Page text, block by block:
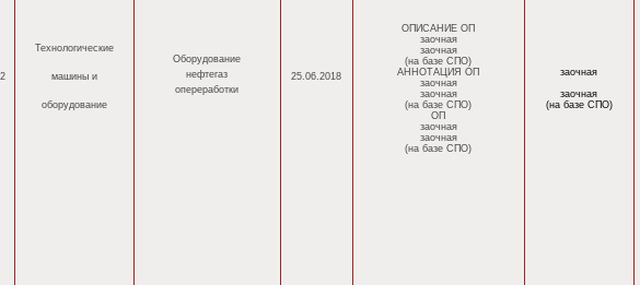
Технологические
машины и
оборудование
Оборудование
нефтегаз
опереработки
25.06.2018
ОПИСАНИЕ ОП
заочная
заочная
(на базе СПО)
АННОТАЦИЯ ОП
заочная
заочная
(на базе СПО)
ОП
заочная
заочная
(на базе СПО)
заочная
заочная
(на базе СПО)